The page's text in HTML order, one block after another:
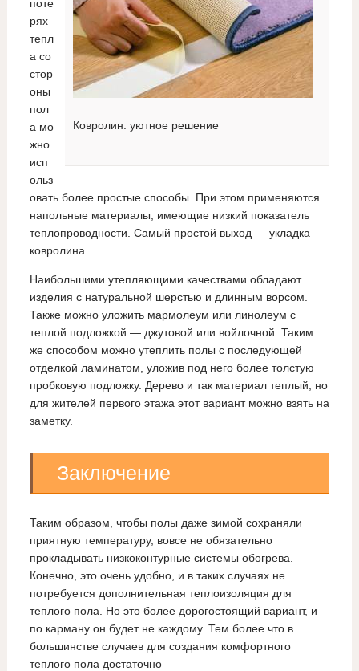
Ковролин: уютное решение
поте
рях
тепл
а со
стор
оны
пол
а мо
жно
исп
ольз
овать более простые способы. При этом применяются
напольные материалы, имеющие низкий показатель
теплопроводности. Самый простой выход — укладка
ковролина.
Наибольшими утепляющими качествами обладают
изделия с натуральной шерстью и длинным ворсом.
Также можно уложить мармолеум или линолеум с
теплой подложкой — джутовой или войлочной. Таким
же способом можно утеплить полы с последующей
отделкой ламинатом, уложив под него более толстую
пробковую подложку. Дерево и так материал теплый, но
для жителей первого этажа этот вариант можно взять на
заметку.
Заключение
Таким образом, чтобы полы даже зимой сохраняли
приятную температуру, вовсе не обязательно
прокладывать низкоконтурные системы обогрева.
Конечно, это очень удобно, и в таких случаях не
потребуется дополнительная теплоизоляция для
теплого пола. Но это более дорогостоящий вариант, и
по карману он будет не каждому. Тем более что в
большинстве случаев для создания комфортного
теплого пола достаточно